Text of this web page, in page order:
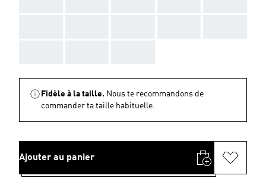
Fidèle à la taille. Nous te recommandons de
commander ta taille habituelle.
Ajouter au panier